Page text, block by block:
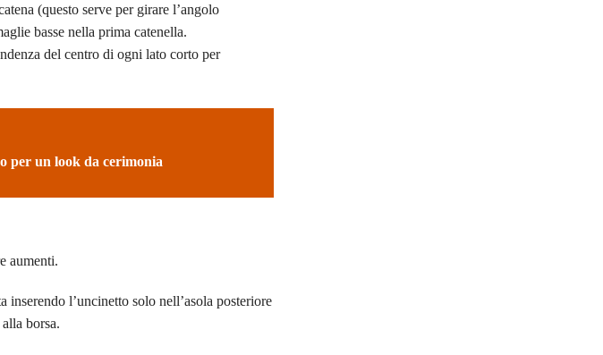
(questo serve per girare l’angolo
basse nella prima catenella.
del centro di ogni lato corto per
per un look da cerimonia
aumenti.
inserendo l’uncinetto solo nell’asola posteriore
borsa.